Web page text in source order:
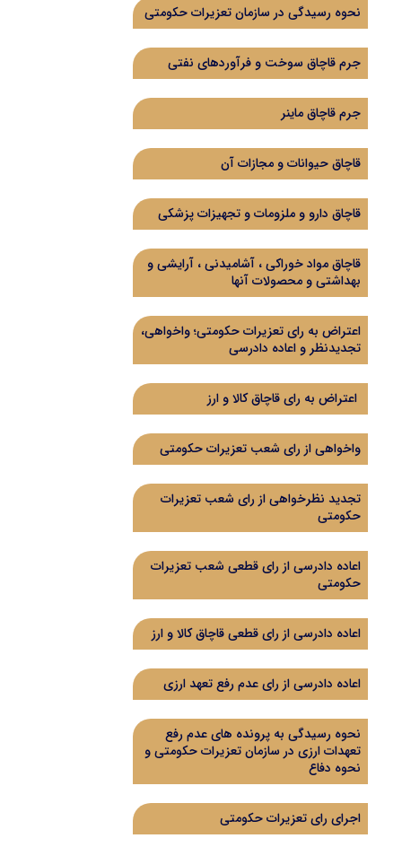
نحوه رسیدگی در سازمان تعزیرات حکومتی
جرم قاچاق سوخت و فرآوردهای نفتی
جرم قاچاق ماینر
قاچاق حیوانات و مجازات آن
قاچاق دارو و ملزومات و تجهیزات پزشکی
قاچاق مواد خوراکی ، آشامیدنی ، آرایشی و
بهداشتی و محصولات آنها
اعتراض به رای تعزیرات حکومتی؛ واخواهی،
تجدیدنظر و اعاده دادرسی
اعتراض به رای قاچاق کالا و ارز
واخواهی از رای شعب تعزیرات حکومتی
تجدید نظرخواهی از رای شعب تعزیرات
حکومتی
اعاده دادرسی از رای قطعی شعب تعزیرات
حکومتی
اعاده دادرسی از رای قطعی قاچاق کالا و ارز
اعاده دادرسی از رای عدم رفع تعهد ارزی
نحوه رسیدگی به پرونده های عدم رفع
تعهدات ارزی در سازمان تعزیرات حکومتی و
نحوه دفاع
اجرای رای تعزیرات حکومتی